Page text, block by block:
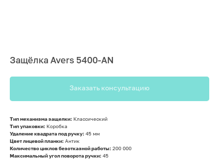
Защёлка Avers 5400-AN
Заказать консультацию
Тип механизма защелки: Классический
Тип упаковки: Коробка
Удаление квадрата под ручку: 45 мм
Цвет лицевой планки: Антик
Количество циклов безотказной работы: 200 000
Максимальный угол поворота ручки: 45